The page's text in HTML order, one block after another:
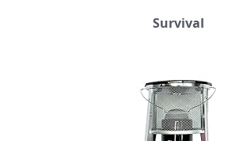
Survival